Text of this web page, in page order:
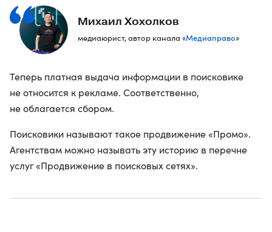
Михаил Хохолков
медиаюрист, автор канала «Медиаправо»
Теперь платная выдача информации в поисковике
не относится к рекламе. Соответственно,
не облагается сбором.
Поисковики называют такое продвижение «Промо».
Агентствам можно называть эту историю в перечне
услуг «Продвижение в поисковых сетях».